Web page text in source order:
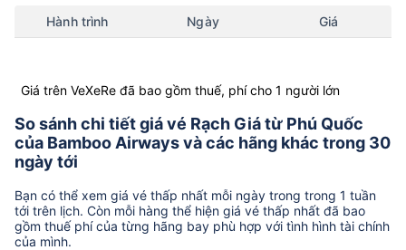
Hành trình Ngày Giá
Giá trên VeXeRe đã bao gồm thuế, phí cho 1 người lớn
So sánh chi tiết giá vé Rạch Giá từ Phú Quốc
của Bamboo Airways và các hãng khác trong 30
ngày tới
Bạn có thể xem giá vé thấp nhất mỗi ngày trong trong 1 tuần
tới trên lịch. Còn mỗi hàng thể hiện giá vé thấp nhất đã bao
gồm thuế phí của từng hãng bay phù hợp với tình hình tài chính
của mình.